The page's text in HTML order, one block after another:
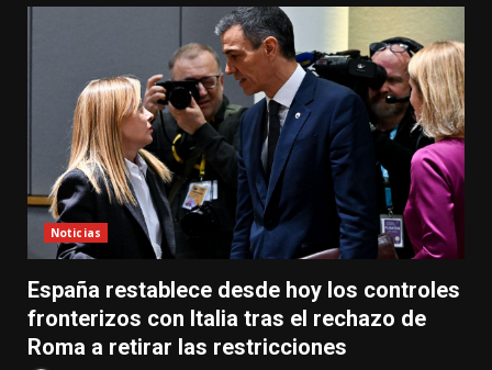
Noticias
España restablece desde hoy los controles
fronterizos con Italia tras el rechazo de
Roma a retirar las restricciones